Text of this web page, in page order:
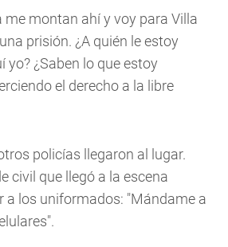
me montan ahí y voy para Villa
prisión. ¿A quién le estoy
yo? ¿Saben lo que estoy
el derecho a la libre
policías llegaron al lugar.
civil que llegó a la escena
a los uniformados: "Mándame a